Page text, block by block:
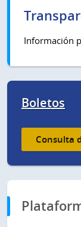
Información
Boletos
Consulta